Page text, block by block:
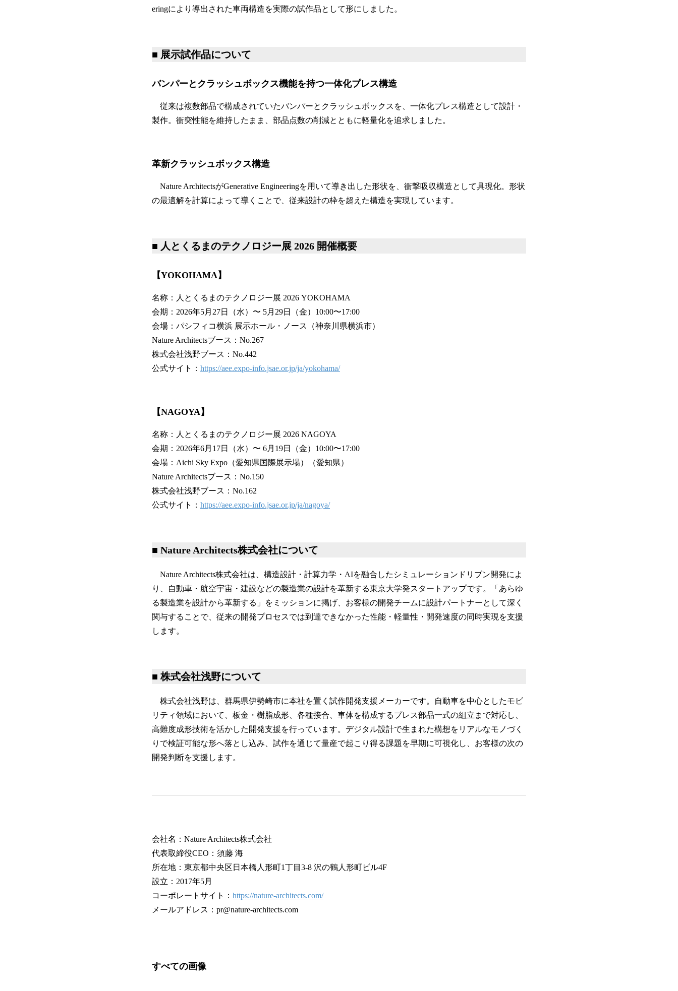
eringにより導出された車両構造を実際の試作品として形にしました。
■ 展示試作品について
バンパーとクラッシュボックス機能を持つ一体化プレス構造
従来は複数部品で構成されていたバンパーとクラッシュボックスを、一体化プレス構造として設計・
製作。衝突性能を維持したまま、部品点数の削減とともに軽量化を追求しました。
革新クラッシュボックス構造
Nature ArchitectsがGenerative Engineeringを用いて導き出した形状を、衝撃吸収構造として具現化。形状
の最適解を計算によって導くことで、従来設計の枠を超えた構造を実現しています。
■ 人とくるまのテクノロジー展 2026 開催概要
【YOKOHAMA】
名称：人とくるまのテクノロジー展 2026 YOKOHAMA
会期：2026年5月27日（水）〜 5月29日（金）10:00〜17:00
会場：パシフィコ横浜 展示ホール・ノース（神奈川県横浜市）
Nature Architectsブース：No.267
株式会社浅野ブース：No.442
公式サイト： https://aee.expo-info.jsae.or.jp/ja/yokohama/
【NAGOYA】
名称：人とくるまのテクノロジー展 2026 NAGOYA
会期：2026年6月17日（水）〜 6月19日（金）10:00〜17:00
会場：Aichi Sky Expo（愛知県国際展示場）（愛知県）
Nature Architectsブース：No.150
株式会社浅野ブース：No.162
公式サイト： https://aee.expo-info.jsae.or.jp/ja/nagoya/
■ Nature Architects株式会社について
Nature Architects株式会社は、構造設計・計算力学・AIを融合したシミュレーションドリブン開発によ
り、自動車・航空宇宙・建設などの製造業の設計を革新する東京大学発スタートアップです。「あらゆ
る製造業を設計から革新する」をミッションに掲げ、お客様の開発チームに設計パートナーとして深く
関与することで、従来の開発プロセスでは到達できなかった性能・軽量性・開発速度の同時実現を支援
します。
■ 株式会社浅野について
株式会社浅野は、群馬県伊勢崎市に本社を置く試作開発支援メーカーです。自動車を中心としたモビ
リティ領域において、板金・樹脂成形、各種接合、車体を構成するプレス部品一式の組立まで対応し、
高難度成形技術を活かした開発支援を行っています。デジタル設計で生まれた構想をリアルなモノづく
りで検証可能な形へ落とし込み、試作を通じて量産で起こり得る課題を早期に可視化し、お客様の次の
開発判断を支援します。
会社名：Nature Architects株式会社
代表取締役CEO：須藤 海
所在地：東京都中央区日本橋人形町1丁目3-8 沢の鶴人形町ビル4F
設立：2017年5月
コーポレートサイト： https://nature-architects.com/
メールアドレス：pr@nature-architects.com
すべての画像